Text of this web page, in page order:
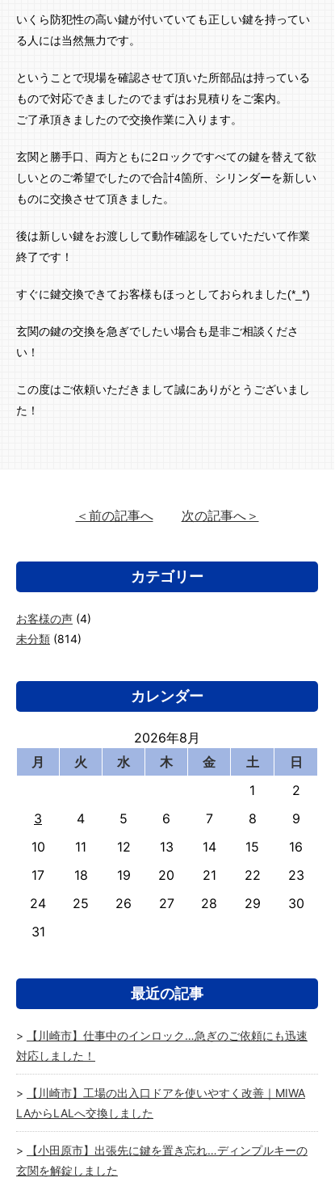
いくら防犯性の高い鍵が付いていても正しい鍵を持ってい
る人には当然無力です。
ということで現場を確認させて頂いた所部品は持っている
もので対応できましたのでまずはお見積りをご案内。
ご了承頂きましたので交換作業に入ります。
玄関と勝手口、両方ともに2ロックですべての鍵を替えて欲
しいとのご希望でしたので合計4箇所、シリンダーを新しい
ものに交換させて頂きました。
後は新しい鍵をお渡しして動作確認をしていただいて作業
終了です！
すぐに鍵交換できてお客様もほっとしておられました(*_*)
玄関の鍵の交換を急ぎでしたい場合も是非ご相談くださ
い！
この度はご依頼いただきまして誠にありがとうございまし
た！
＜前の記事へ 次の記事へ＞
カテゴリー
お客様の声 (4)
未分類 (814)
カレンダー
2026年8月
月
火 水 木 金 土
日
1
2
3
4 5 6 7 8
9
10
11 12 13 14 15
16
17
18 19 20 21 22
23
24
25 26 27 28 29
30
31
最近の記事
【川崎市】仕事中のインロック…急ぎのご依頼にも迅速
対応しました！
【川崎市】工場の出入口ドアを使いやすく改善｜MIWA
LAからLALへ交換しました
【小田原市】出張先に鍵を置き忘れ…ディンプルキーの
玄関を解錠しました